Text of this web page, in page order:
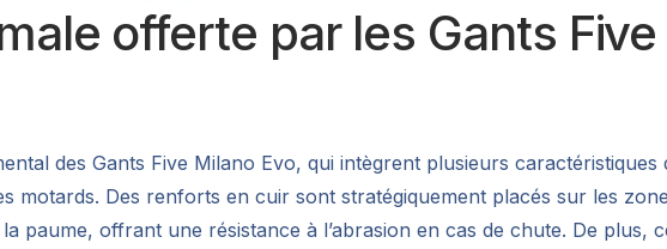
offerte par les Gants Five
des Gants Five Milano Evo, qui intègrent plusieurs caractéristiques
motards. Des renforts en cuir sont stratégiquement placés sur les
paume, offrant une résistance à l’abrasion en cas de chute. De plus,